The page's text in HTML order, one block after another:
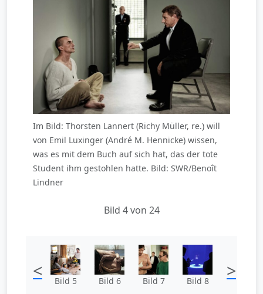
Im Bild: Thorsten Lannert (Richy Müller, re.) will
von Emil Luxinger (André M. Hennicke) wissen,
was es mit dem Buch auf sich hat, das der tote
Student ihm gestohlen hatte. Bild: SWR/Benoît
Lindner
Bild 4 von 24
< Bild 5 Bild 6 Bild 7 Bild 8 >